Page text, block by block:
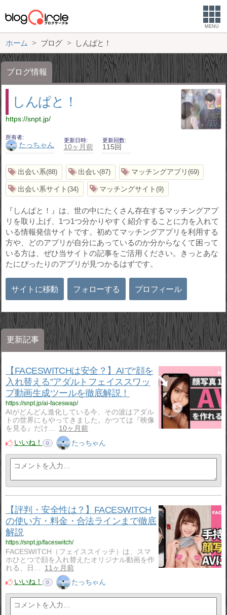
MENU
ホーム ブログ しんぱと！
ブログ情報
しんぱと！
https://snpt.jp/
所有者
たっちゃん
更新日時
10ヶ月前
更新回数
115回
出会い系 88 出会い 87 マッチングアプリ 69
出会い系サイト 34 マッチングサイト 9
『しんぱと！』は、世の中にたくさん存在するマッチングアプ
リを取り上げ、1つ1つ分かりやすく紹介することに力を入れて
いる情報発信サイトです。初めてマッチングアプリを利用する
方や、どのアプリが自分にあっているのか分からなくて困って
いる方は、ぜひ当サイトの記事をご活用ください。きっとあな
たにぴったりのアプリが見つかるはずです。
サイトに移動 フォローする プロフィール
更新記事
【FACESWITCHは安全？】AIで“顔を
入れ替える”アダルトフェイススワッ
プ動画生成ツールを徹底解説！
https://snpt.jp/ai-faceswap/
AIがどんどん進化している今、その波はアダル
トの世界にもやってきました。かつては『映像
を見る』だけ…
10ヶ月前
いいね！
0 たっちゃん
【評判・安全性は？】FACESWITCH
の使い方・料金・合法ラインまで徹底
解説
https://snpt.jp/faceswitch/
FACESWITCH（フェイススイッチ）は、スマ
ホひとつで顔を入れ替えたオリジナル動画を作
れる、日…
11ヶ月前
いいね！
0 たっちゃん